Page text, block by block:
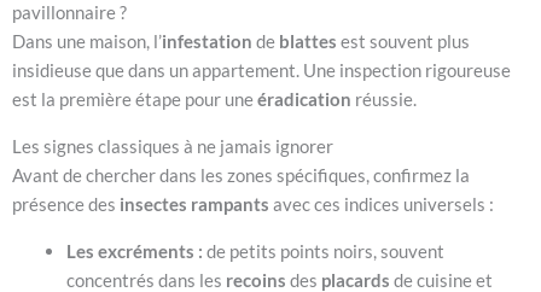
pavillonnaire ?
Dans une maison, l’infestation de blattes est souvent plus
insidieuse que dans un appartement. Une inspection rigoureuse
est la première étape pour uneéradication réussie.
Les signes classiques à ne jamais ignorer
Avant de chercher dans les zones spécifiques, confirmez la
présence des insectes rampants avec ces indices universels :
Les excréments : de petits points noirs, souvent
concentrés dans les recoins des placards de cuisine et